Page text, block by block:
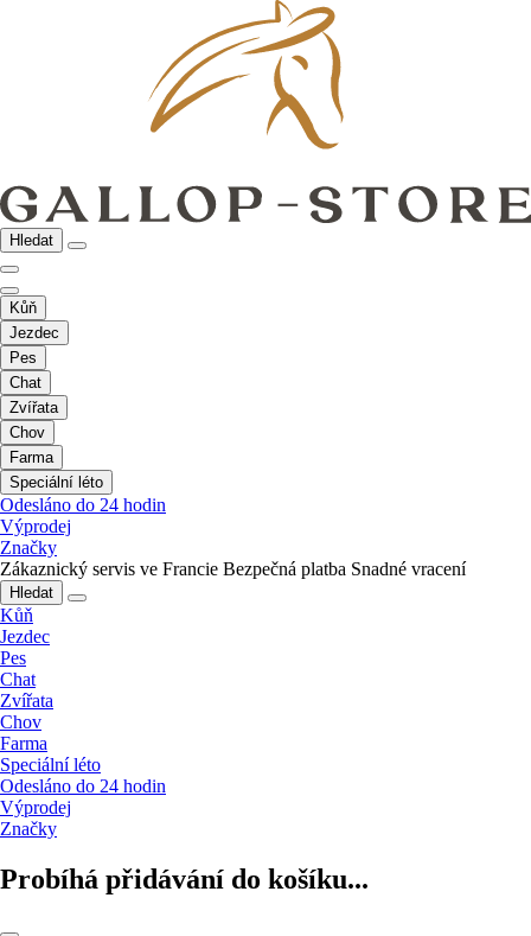
Hledat
Kůň
Jezdec
Pes
Chat
Zvířata
Chov
Farma
Speciální léto
Odesláno do 24 hodin
Výprodej
Značky
Zákaznický servis ve Francie Bezpečná platba Snadné vracení
Hledat
Kůň
Jezdec
Pes
Chat
Zvířata
Chov
Farma
Speciální léto
Odesláno do 24 hodin
Výprodej
Značky
Probíhá přidávání do košíku...